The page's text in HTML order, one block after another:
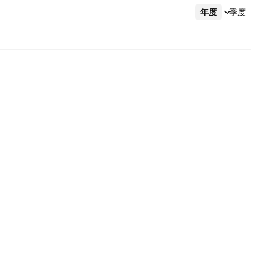
年度 季度
更多